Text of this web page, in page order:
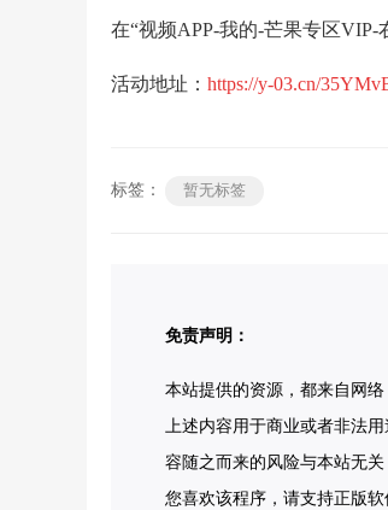
在“视频APP-我的-芒果专区VIP-
活动地址： https://y-03.cn/
标签： 暂无标签
免责声明：
本站提供的资源，都来自网
上述内容用于商业或者非法
容随之而来的风险与本站无
您喜欢该程序，请支持正版软